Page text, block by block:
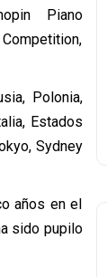
Piano
Polonia,
Estados
Sydney
años en el
sido pupilo